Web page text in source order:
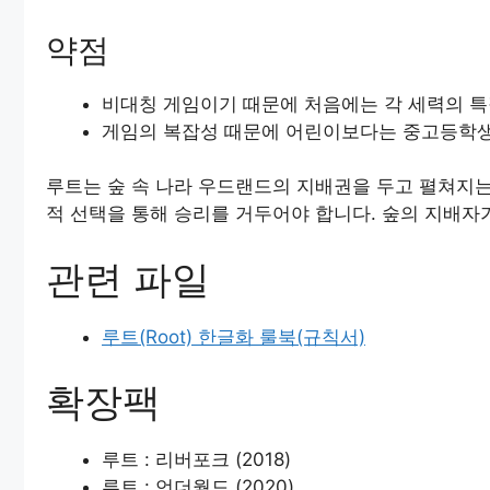
약점
비대칭 게임이기 때문에 처음에는 각 세력의
게임의 복잡성 때문에 어린이보다는 중고등학
루트는 숲 속 나라 우드랜드의 지배권을 두고 펼쳐지
적 선택을 통해 승리를 거두어야 합니다. 숲의 지배자
관련 파일
루트(Root) 한글화 룰북(규칙서)
확장팩
루트 : 리버포크 (2018)